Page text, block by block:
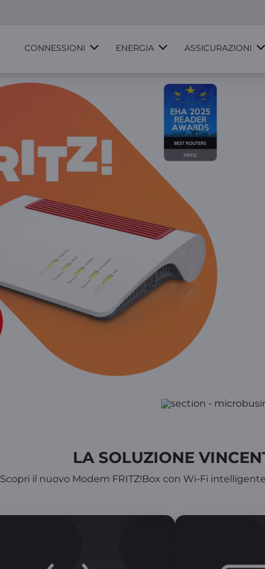
CONNESSIONI ENERGIA ASSICURAZIONI
LA SOLUZIONE
Scopri il nuovo Modem FRITZ!Box con Wi-Fi